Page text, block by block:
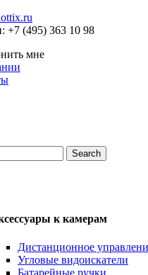
: +7 (495) 363 10 98
мне
к камерам
Дистанционное
Угловые видоискатели
Батарейные ручки